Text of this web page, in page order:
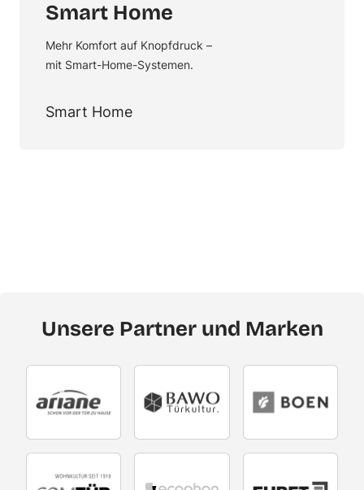
Smart Home
Mehr Komfort auf Knopfdruck –
mit Smart-Home-Systemen.
Smart Home
Unsere Partner und Marken